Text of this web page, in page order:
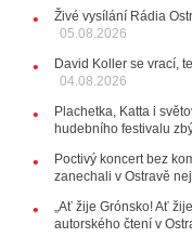
27.07.2026
20:44
10:06
Ladná
Kirschner,
24.07.2026
Zpěvačka
22.07.2026
roku jsme
Živé vysílání Rádia
05.08.2026
David Koller se vrací,
04.08.2026
Plachetka, Katta i
hudebního festivalu
Poctivý koncert bez
zanechali v Ostravě
„Ať žije Grónsko! Ať
autorského čtení v